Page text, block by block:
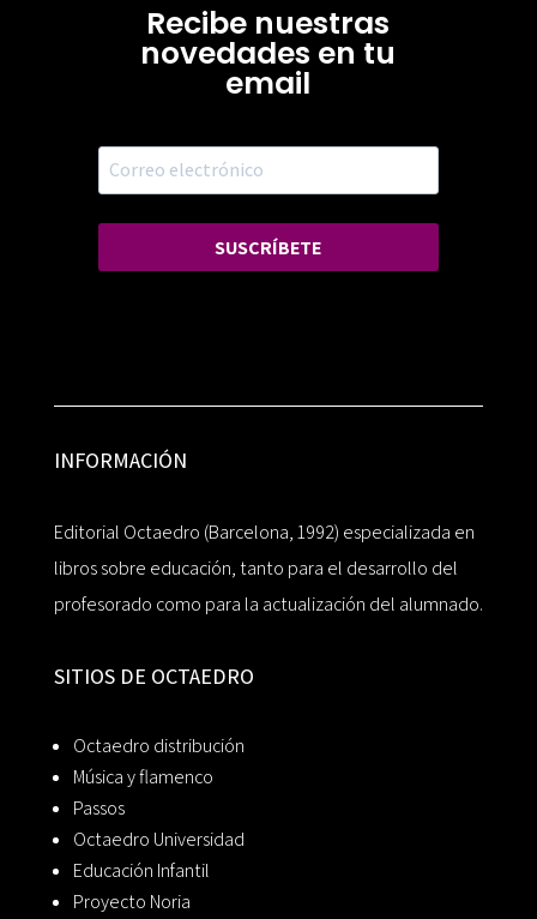
Recibe nuestras
novedades en tu
email
SUSCRÍBETE
INFORMACIÓN
Editorial Octaedro (Barcelona, 1992) especializada en
libros sobre educación, tanto para el desarrollo del
profesorado como para la actualización del alumnado.
SITIOS DE OCTAEDRO
Octaedro distribución
Música y flamenco
Passos
Octaedro Universidad
Educación Infantil
Proyecto Noria